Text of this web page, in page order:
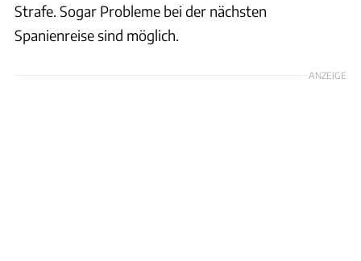
Strafe. Sogar Probleme bei der nächsten
Spanienreise sind möglich.
ANZEIGE